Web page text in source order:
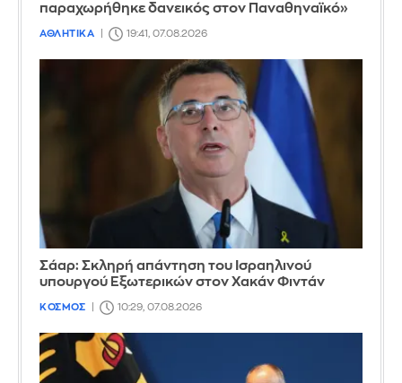
παραχωρήθηκε δανεικός στον Παναθηναϊκό»
ΑΘΛΗΤΙΚΑ 19:41, 07.08.2026
Σάαρ: Σκληρή απάντηση του Ισραηλινού
υπουργού Εξωτερικών στον Χακάν Φιντάν
ΚΟΣΜΟΣ 10:29, 07.08.2026